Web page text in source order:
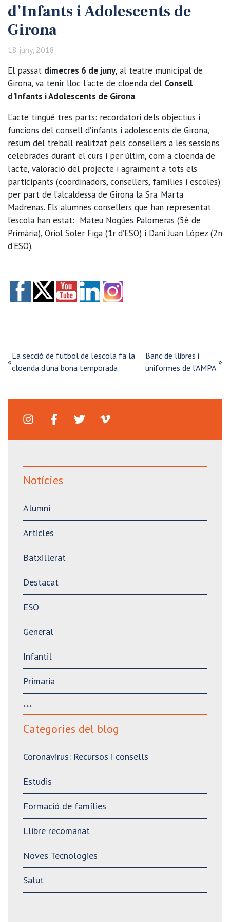
d’Infants i Adolescents de
Girona
18 juny, 2018
El passat dimecres 6 de juny, al teatre municipal de
Girona, va tenir lloc l'acte de cloenda del Consell
d'Infants i Adolescents de Girona.
L’acte tingué tres parts: recordatori dels objectius i
funcions del consell d’infants i adolescents de Girona,
resum del treball realitzat pels consellers a les sessions
celebrades durant el curs i per últim, com a cloenda de
l’acte, valoració del projecte i agraïment a tots els
participants (coordinadors, consellers, famílies i escoles)
per part de l’alcaldessa de Girona la Sra. Marta
Madrenas. Els alumnes consellers que han representat
l’escola han estat: Mateu Nogúes Palomeras (5è de
Primària), Oriol Soler Figa (1r d’ESO) i Dani Juan López (2n
d’ESO).
«
La secció de futbol de l’escola fa la
cloenda d’una bona temporada
Banc de llibres i
uniformes de l’AMPA
»
Notícies
Alumni
Articles
Batxillerat
Destacat
ESO
General
Infantil
Primaria
***
Categories del blog
Coronavirus: Recursos i consells
Estudis
Formació de famílies
Llibre recomanat
Noves Tecnologies
Salut